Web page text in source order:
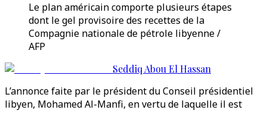
Le plan américain comporte plusieurs étapes
dont le gel provisoire des recettes de la
Compagnie nationale de pétrole libyenne /
AFP
Seddiq Abou El Hassan
L’annonce faite par le président du Conseil présidentiel
libyen, Mohamed Al-Manfi, en vertu de laquelle il est